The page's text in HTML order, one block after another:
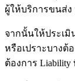
ผู้ให้บริการขนส่ง
จากนั้นให้ประเ
หรือเปราะบางต้
ต้องการ